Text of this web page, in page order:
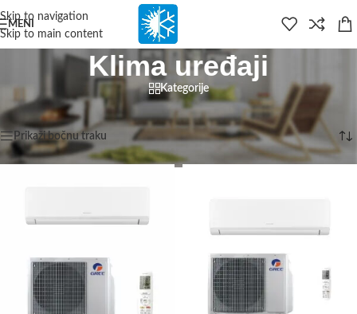
content
Skip to navigation
Skip to main content
MENI
Klima uređaji
Kategorije
Početna
Klima uređaji Stranica 5 Prikazujemo 49–60 od 130 rezultata
Prikaži bočnu traku